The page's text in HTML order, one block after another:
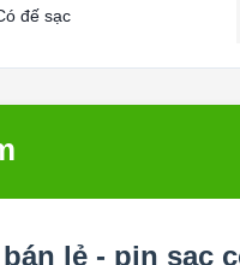
đế sạc
lẻ - pin sạc